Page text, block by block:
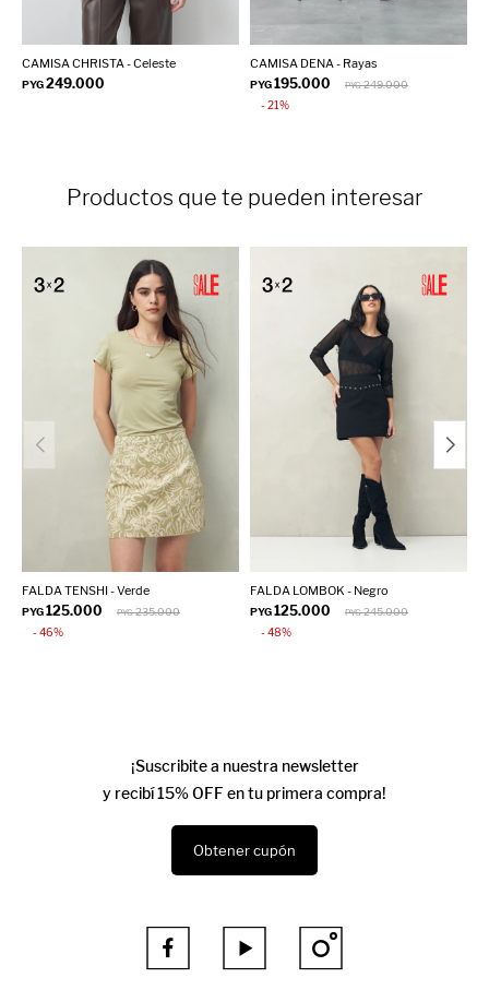
CAMISA CHRISTA - Celeste
PYG249.000
CAMISA DENA - Rayas
PYG195.000 PYG 249.000
21
Productos que te pueden interesar
FALDA TENSHI - Verde
PYG125.000 PYG 235.000
46
FALDA LOMBOK - Negro
PYG125.000 PYG 245.000
48
¡Suscribite a nuestra newsletter
y recibí 15% OFF en tu primera compra!
Obtener cupón
  